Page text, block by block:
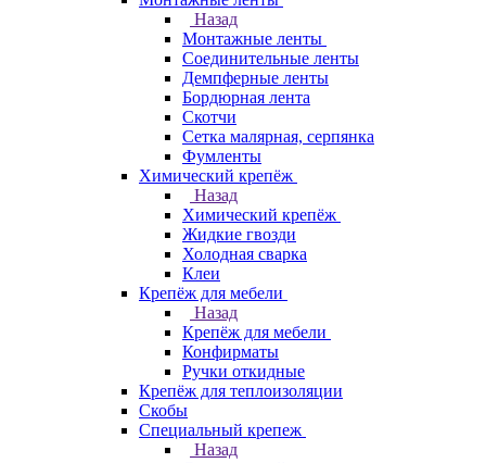
Назад
Монтажные ленты
Соединительные ленты
Демпферные ленты
Бордюрная лента
Скотчи
Сетка малярная, серпянка
Фумленты
Химический крепёж
Назад
Химический крепёж
Жидкие гвозди
Холодная сварка
Клеи
Крепёж для мебели
Назад
Крепёж для мебели
Конфирматы
Ручки откидные
Крепёж для теплоизоляции
Скобы
Специальный крепеж
Назад